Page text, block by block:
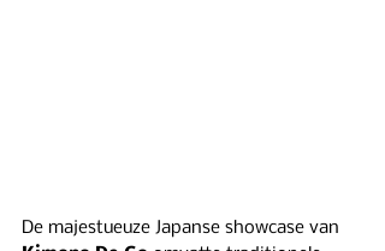
De majestueuze Japanse showcase van